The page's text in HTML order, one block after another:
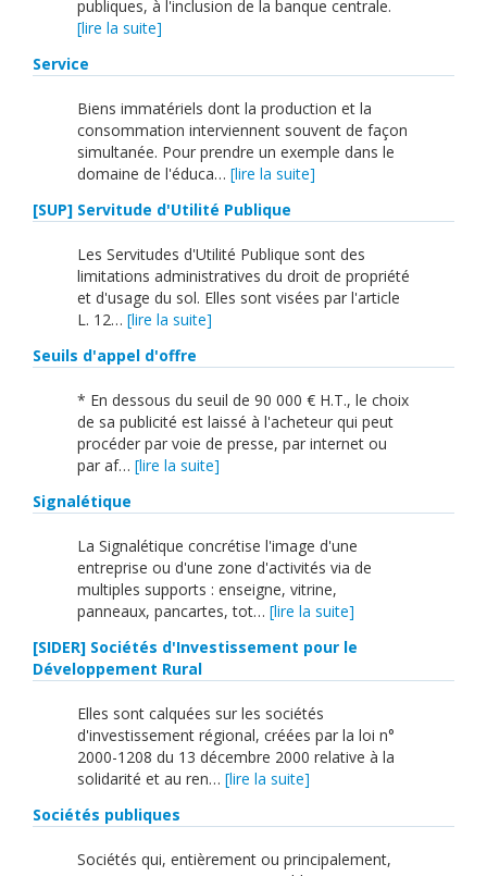
publiques, à l'inclusion de la banque centrale.
[lire la suite]
Service
Biens immatériels dont la production et la
consommation interviennent souvent de façon
simultanée. Pour prendre un exemple dans le
domaine de l'éduca… [lire la suite]
[SUP] Servitude d'Utilité Publique
Les Servitudes d'Utilité Publique sont des
limitations administratives du droit de propriété
et d'usage du sol. Elles sont visées par l'article
L. 12… [lire la suite]
Seuils d'appel d'offre
* En dessous du seuil de 90 000 € H.T., le choix
de sa publicité est laissé à l'acheteur qui peut
procéder par voie de presse, par internet ou
par af… [lire la suite]
Signalétique
La Signalétique concrétise l'image d'une
entreprise ou d'une zone d'activités via de
multiples supports : enseigne, vitrine,
panneaux, pancartes, tot… [lire la suite]
[SIDER] Sociétés d'Investissement pour le
Développement Rural
Elles sont calquées sur les sociétés
d'investissement régional, créées par la loi n°
2000-1208 du 13 décembre 2000 relative à la
solidarité et au ren… [lire la suite]
Sociétés publiques
Sociétés qui, entièrement ou principalement,